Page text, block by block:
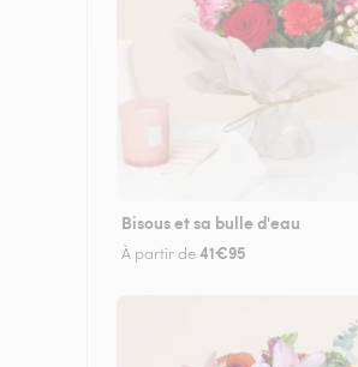
Bisous et sa bulle d'eau
À partir de41€95